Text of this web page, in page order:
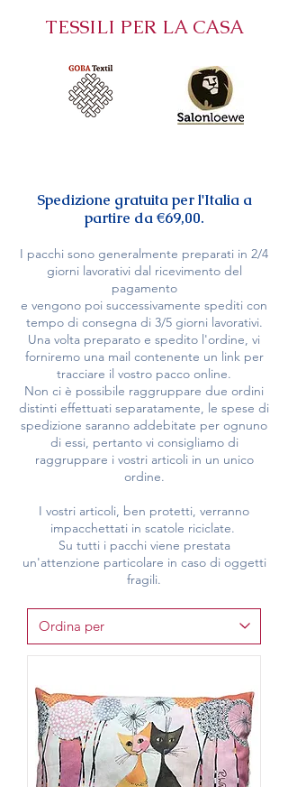
TESSILI PER LA CASA
Spedizione gratuita per l'Italia a
partire da €69,00.
I pacchi sono generalmente preparati in 2/4
giorni lavorativi dal ricevimento del
pagamento
e vengono poi successivamente spediti con
tempo di consegna di 3/5 giorni lavorativi.
Una volta preparato e spedito l'ordine, vi
forniremo una mail contenente un link per
tracciare il vostro pacco online.
Non ci è possibile raggruppare due ordini
distinti effettuati separatamente, le spese di
spedizione saranno addebitate per ognuno
di essi, pertanto vi consigliamo di
raggruppare i vostri articoli in un unico
ordine.
I vostri articoli, ben protetti, verranno
impacchettati in scatole riciclate.
Su tutti i pacchi viene prestata
un'attenzione particolare in caso di oggetti
fragili.